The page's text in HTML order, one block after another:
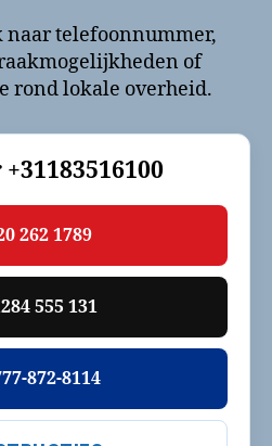
naar telefoonnummer,
of
rond lokale overheid.
+31183516100
262 1789
555 131
872-8114